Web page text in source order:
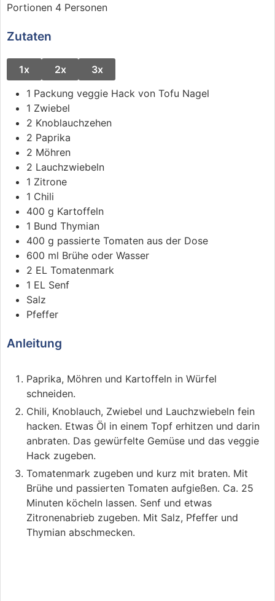
Portionen 4 Personen
Zutaten
1x 2x
3x
1 Packung veggie Hack von Tofu Nagel
1 Zwiebel
2 Knoblauchzehen
2 Paprika
2 Möhren
2 Lauchzwiebeln
1 Zitrone
1 Chili
400 g Kartoffeln
1 Bund Thymian
400 g passierte Tomaten aus der Dose
600 ml Brühe oder Wasser
2 EL Tomatenmark
1 EL Senf
Salz
Pfeffer
Anleitung
Paprika, Möhren und Kartoffeln in Würfel
schneiden.
Chili, Knoblauch, Zwiebel und Lauchzwiebeln fein
hacken. Etwas Öl in einem Topf erhitzen und darin
anbraten. Das gewürfelte Gemüse und das veggie
Hack zugeben.
Tomatenmark zugeben und kurz mit braten. Mit
Brühe und passierten Tomaten aufgießen. Ca. 25
Minuten köcheln lassen. Senf und etwas
Zitronenabrieb zugeben. Mit Salz, Pfeffer und
Thymian abschmecken.